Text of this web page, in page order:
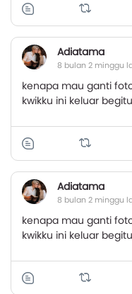
Adiatama
8 bulan 2 minggu
kenapa mau ganti
kwikku ini keluar
Adiatama
8 bulan 2 minggu
kenapa mau ganti
kwikku ini keluar